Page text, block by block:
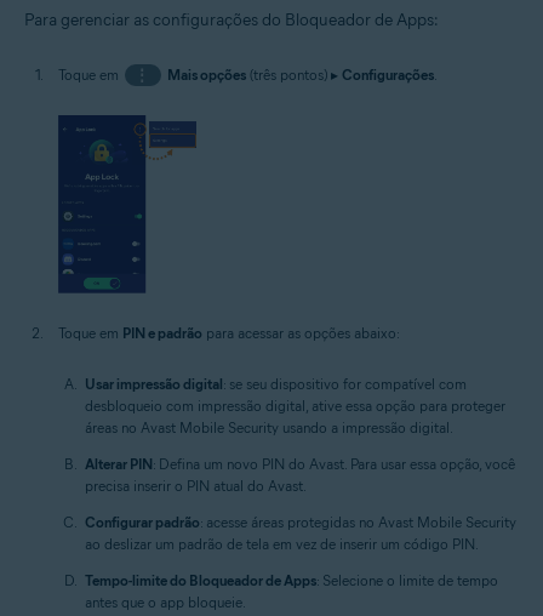
Para gerenciar as configurações do Bloqueador de Apps:
Toque em ⋮ Mais opções(três pontos) ▸ Configurações.
Toque em PIN e padrão para acessar as opções abaixo:
Usar impressão digital: se seu dispositivo for compatível com
desbloqueio com impressão digital, ative essa opção para proteger
áreas no Avast Mobile Security usando a impressão digital.
Alterar PIN: Defina um novo PIN do Avast. Para usar essa opção, você
precisa inserir o PIN atual do Avast.
Configurar padrão: acesse áreas protegidas no Avast Mobile Security
ao deslizar um padrão de tela em vez de inserir um código PIN.
Tempo-limite do Bloqueador de Apps: Selecione o limite de tempo
antes que o app bloqueie.